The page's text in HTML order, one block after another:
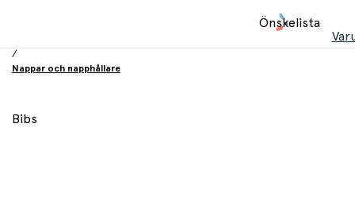
Önskelista
/
Nappar och napphållare
Bibs